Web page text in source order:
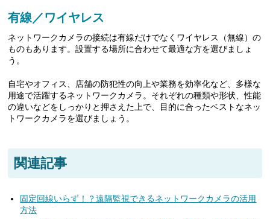
有線／ワイヤレス
ネットワークカメラの接続は有線だけでなくワイヤレス（無線）の
ものもあります。設置する場所に合わせて最適な方を選びましょ
う。
自宅やオフィス、店舗の防犯性の向上や業務を効率化など、多様な
用途で活躍するネットワークカメラ。それぞれの種類や形状、性能
の違いなどをしっかりと押さえた上で、目的に合ったベストなネッ
トワークカメラを選びましょう。
関連記事
固定回線いらず！？遠隔監視できるネットワークカメラの活用
方法